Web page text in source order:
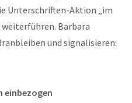
Unterschriften-Aktion „im
weiterführen. Barbara
und signalisieren:
einbezogen